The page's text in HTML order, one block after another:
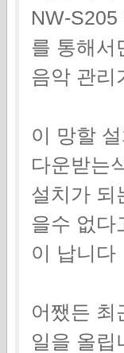
NW-
를 통해서
음악 관리
이 망할
다운받는
설치가 되
을수 없다
이 납니다
어쨌든 최
일을 올립